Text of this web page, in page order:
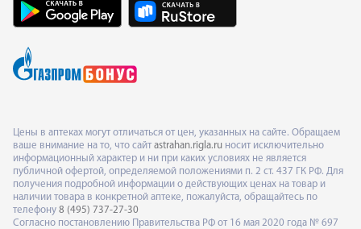
Цены в аптеках могут отличаться от цен, указанных на сайте. Обращаем
ваше внимание на то, что сайт astrahan.rigla.ru носит исключительно
информационный характер и ни при каких условиях не является
публичной офертой, определяемой положениями п. 2 ст. 437 ГК РФ. Для
получения подробной информации о действующих ценах на товар и
наличии товара в конкретной аптеке, пожалуйста, обращайтесь по
телефону 8 (495) 737-27-30
Согласно постановлению Правительства РФ от 16 мая 2020 года № 697